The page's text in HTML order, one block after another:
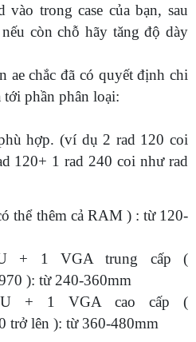
trong case của bạn, sau
còn chỗ hãy tăng độ dày
ae chắc đã có quyết định chi
phần phân loại:
hợp. (ví dụ 2 rad 120 coi
120+ 1 rad 240 coi như rad
thể thêm cả RAM ) : từ 120-
+ 1 VGA trung cấp (
): từ 240-360mm
+ 1 VGA cao cấp (
trở lên ): từ 360-480mm